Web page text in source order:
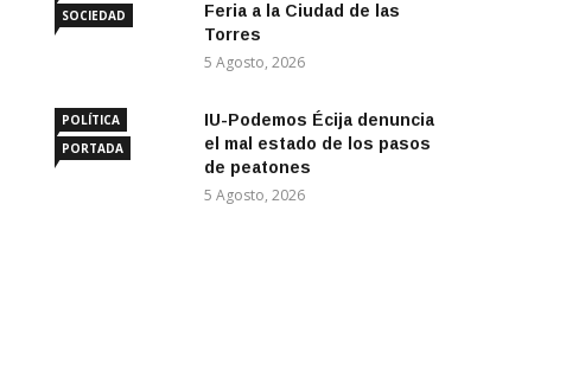
SOCIEDAD
Feria a la Ciudad de las
Torres
5 Agosto, 2026
POLÍTICA
PORTADA
IU-Podemos Écija denuncia
el mal estado de los pasos
de peatones
5 Agosto, 2026